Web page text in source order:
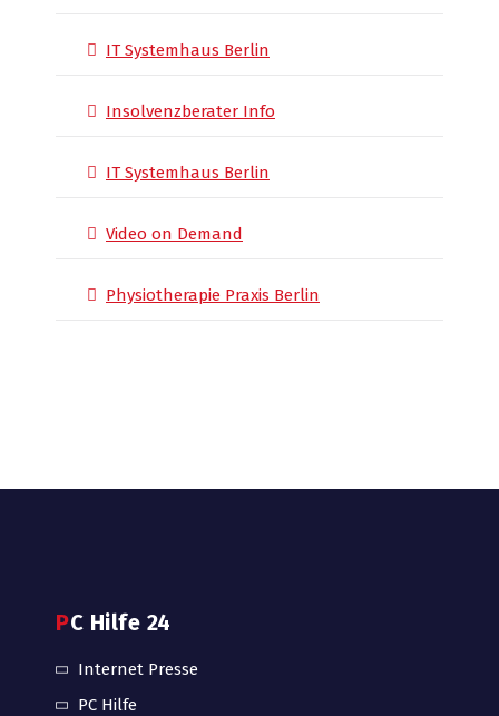
IT Systemhaus Berlin
Insolvenzberater Info
IT Systemhaus Berlin
Video on Demand
Physiotherapie Praxis Berlin
PC Hilfe 24
Internet Presse
PC Hilfe